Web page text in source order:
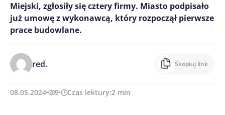
Miejski, zgłosiły się cztery firmy. Miasto podpisało
już umowę z wykonawcą, który rozpoczął pierwsze
prace budowlane.
red. Skopiuj link
08.05.2024 9 Czas lektury:2 min